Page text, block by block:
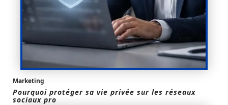
Marketing
Pourquoi protéger sa vie privée sur les réseaux
sociaux pro